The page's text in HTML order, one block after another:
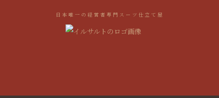
日本唯一の経営者専門スーツ仕立て屋